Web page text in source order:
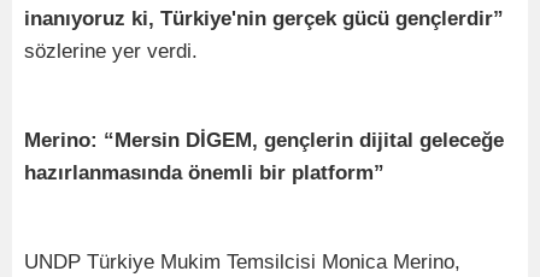
inanıyoruz ki, Türkiye'nin gerçek gücü gençlerdir”
sözlerine yer verdi.
Merino: “Mersin DİGEM, gençlerin dijital geleceğe
hazırlanmasında önemli bir platform”
UNDP Türkiye Mukim Temsilcisi Monica Merino,